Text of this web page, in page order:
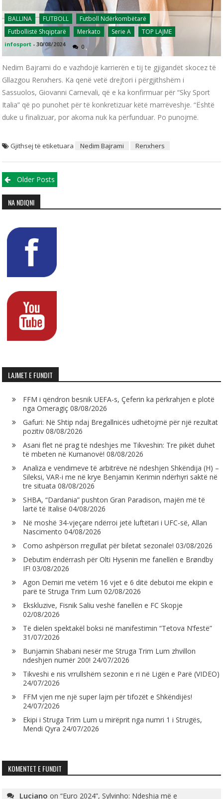
BALLINA FUTBOLL
Futboll Ndërkombëtarë
Futbollistë Shqiptarë
Merkato Serie A TOP LAJME
infosport -30/08/2024 0
Nedim Bajrami do e vazhdojë karrierën e tij te gjigandët skocez të
Gllazgou Renxhers. Ka qenë vetë drejtori i përgjithshëm i
Sassuolos, Giovanni Carnevali, që e ka konfirmuar për “Sky Sport
Italia” që po punohet për të konkretizuar këtë marrëveshje. “Është
duke u finalizuar, por akoma nuk ka përfunduar. Po punojmë.
Gjithsej të etiketuara Nedim Bajrami Renxhers
Posts navigation
Older Posts
NA NDIQNI
LAJMET E FUNDIT
FFM i qëndron besnik UEFA-s, Çeferin ka përkrahjen e plotë
nga Omeragiç 08/08/2026
Gafuri: Në Shtip ndaj Bregallnicës udhëtojmë për një rezultat
pozitiv 08/08/2026
Asani flet në prag të ndeshjes me Tikveshin: Tre pikët duhet
të mbeten në Kumanovë! 08/08/2026
Analiza e vendimeve të arbitrëve në ndeshjen Shkëndija (H) –
Sileksi, VAR-i me në krye Benjamin Kerimin ndërhyri saktë në
tre situata 08/08/2026
SHBA, “Dardania” pushton Gran Paradison, majën më të
lartë të Italisë 04/08/2026
Në moshë 34-vjeçare ndërroi jetë luftëtari i UFC-së, Allan
Nascimento 04/08/2026
Como ashpërson rregullat për biletat sezonale! 03/08/2026
Debutim ëndërrash për Olti Hysenin me fanellën e Brøndby
IF! 03/08/2026
Agon Demiri me vetëm 16 vjet e 6 ditë debutoi me ekipin e
parë të Struga Trim Lum 02/08/2026
Ekskluzive, Fisnik Saliu veshë fanellën e FC Skopje
02/08/2026
Të dielën spektakël boksi në manifestimin “Tetova N’festë”
31/07/2026
Bunjamin Shabani nesër me Struga Trim Lum zhvillon
ndeshjen numër 200! 24/07/2026
Tikveshi e nis vrrullshëm sezonin e ri në Ligën e Parë (VIDEO)
24/07/2026
FFM vjen me një super lajm për tifozët e Shkëndijës!
24/07/2026
Ekipi i Struga Trim Lum u mirëprit nga numri 1 i Strugës,
Mendi Qyra 24/07/2026
KOMENTET E FUNDIT
Luciano on“Euro 2024”, Sylvinho: Ndeshja më e